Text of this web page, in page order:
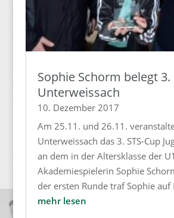
Sophie Schorm belegt 3.
Unterweissach
10. Dezember 2017
Am 25.11. und 26.11.
Unterweissach das 3. STS-Cup
an dem in der Altersklasse der
Akademiespielerin Sophie
der ersten Runde traf Sophie auf
mehr lesen